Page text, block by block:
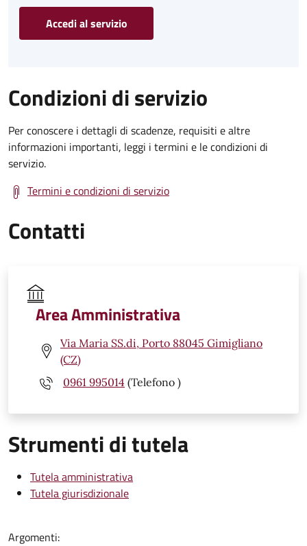
Accedi al servizio
Condizioni di servizio
Per conoscere i dettagli di scadenze, requisiti e altre
informazioni importanti, leggi i termini e le condizioni di
servizio.
Termini e condizioni di servizio
Contatti
Area Amministrativa
Via Maria SS.di, Porto 88045 Gimigliano
(CZ)
0961 995014 (Telefono )
Strumenti di tutela
Tutela amministrativa
Tutela giurisdizionale
Argomenti: